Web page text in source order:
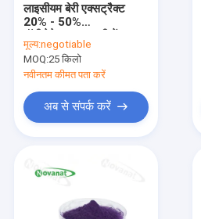
लाइसीयम बेरी एक्सट्रैक्ट
20% - 50%
घुलनशील/क्लीन लेबल
मूल्य:negotiable
MOQ:25 किलो
नवीनतम कीमत पता करें
अब से संपर्क करें